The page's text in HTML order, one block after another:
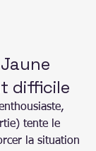
difficile
tente le
la situation